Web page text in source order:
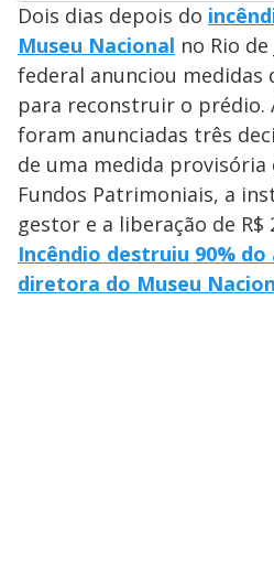
Dois dias depois do
Museu Nacional no Rio
federal anunciou medidas
para reconstruir o prédio.
foram anunciadas três
de uma medida provisória
Fundos Patrimoniais, a
gestor e a liberação de R$
Incêndio destruiu 90% do
diretora do Museu